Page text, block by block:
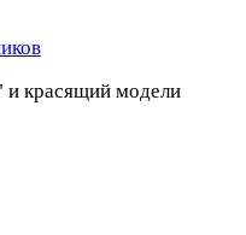
и красящий модели